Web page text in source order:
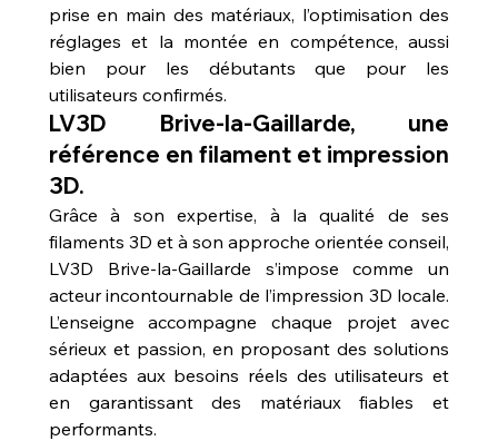
prise en main des matériaux, l’optimisation des
réglages et la montée en compétence, aussi
bien pour les débutants que pour les
utilisateurs confirmés.
LV3D Brive-la-Gaillarde, une
référence en filament et impression
3D.
Grâce à son expertise, à la qualité de ses
filaments 3D et à son approche orientée conseil,
LV3D Brive-la-Gaillarde s’impose comme un
acteur incontournable de l’impression 3D locale.
L’enseigne accompagne chaque projet avec
sérieux et passion, en proposant des solutions
adaptées aux besoins réels des utilisateurs et
en garantissant des matériaux fiables et
performants.